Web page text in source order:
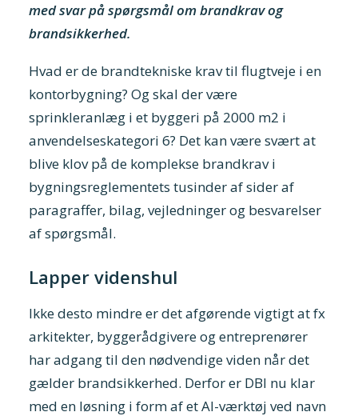
med svar på spørgsmål om brandkrav og
brandsikkerhed.
Hvad er de brandtekniske krav til flugtveje i en
kontorbygning? Og skal der være
sprinkleranlæg i et byggeri på 2000 m2 i
anvendelseskategori 6? Det kan være svært at
blive klov på de komplekse brandkrav i
bygningsreglementets tusinder af sider af
paragraffer, bilag, vejledninger og besvarelser
af spørgsmål.
Lapper videnshul
Ikke desto mindre er det afgørende vigtigt at fx
arkitekter, byggerådgivere og entreprenører
har adgang til den nødvendige viden når det
gælder brandsikkerhed. Derfor er DBI nu klar
med en løsning i form af et AI-værktøj ved navn